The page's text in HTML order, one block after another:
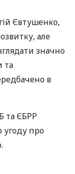
Євтушенко,
але
значно
та
в
таЄБРР
угоду про